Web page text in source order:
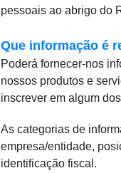
pessoais ao abrigo do
Que informação é
Poderá fornecer-nos
nossos produtos e
inscrever em algum
As categorias de
empresa/entidade,
identificação fiscal.